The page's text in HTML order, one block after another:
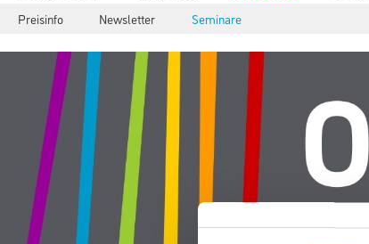
Preisinfo Newsletter Seminare